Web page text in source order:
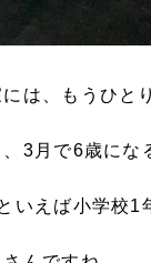
は、もうひと
3月で6歳にな
いえば小学校1